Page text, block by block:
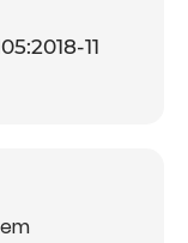
11